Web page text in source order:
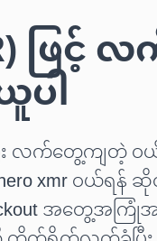
ဖြင့်
ပါ
ြီး လက်တွေ့ကျတဲ့
xmr ဝယ်ရ
အတွေ့အကြုံအ